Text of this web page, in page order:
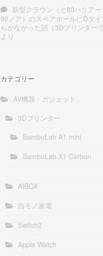
新型クラウン（と80ハリアー
90ノア）のスペアホールにDタ
らかなかった話（3Dプリンターで
より
カテゴリー
AV機器・ガジェット
3Dプリンター
BambuLab A1 mini
BambuLab X1 Carbon
AIBOX
白モノ家電
Switch2
Apple Watch